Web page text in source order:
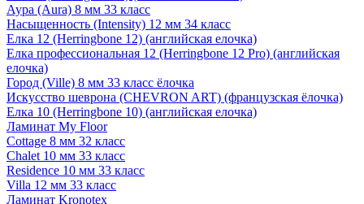
Аура (Aura) 8 мм 33 класс
Насыщенность (Intensity) 12 мм 34 класс
Елка 12 (Herringbone 12) (английская елочка)
Елка профессиональная 12 (Herringbone 12 Pro) (английская
елочка)
Город (Ville) 8 мм 33 класс ёлочка
Искусство шеврона (CHEVRON ART) (французская ёлочка)
Елка 10 (Herringbone 10) (английская елочка)
Ламинат My Floor
Cottage 8 мм 32 класс
Chalet 10 мм 33 класс
Residence 10 мм 33 класс
Villa 12 мм 33 класс
Ламинат Kronotex